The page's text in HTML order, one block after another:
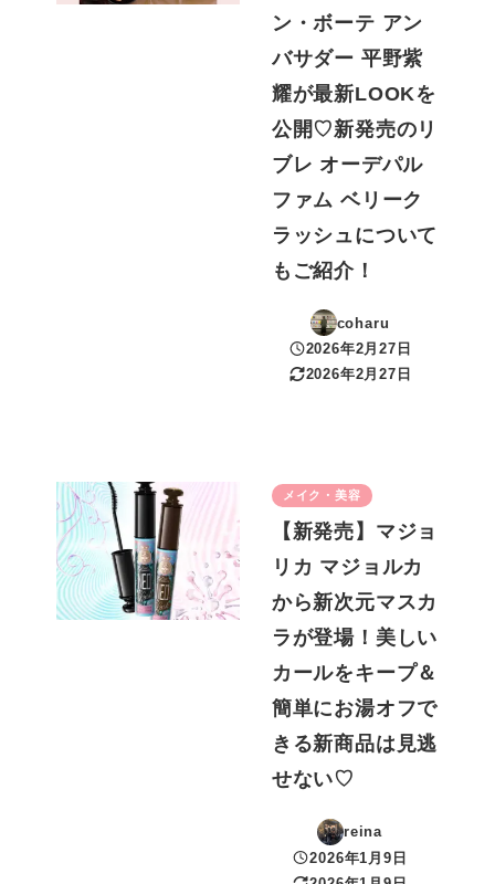
ン・ボーテ アン
バサダー 平野紫
耀が最新LOOKを
公開♡新発売のリ
ブレ オーデパル
ファム ベリーク
ラッシュについて
もご紹介！
coharu
投稿日
2026年2月27日
更新日
2026年2月27日
メイク・美容
【新発売】マジョ
リカ マジョルカ
から新次元マスカ
ラが登場！美しい
カールをキープ＆
簡単にお湯オフで
きる新商品は見逃
せない♡
reina
投稿日
2026年1月9日